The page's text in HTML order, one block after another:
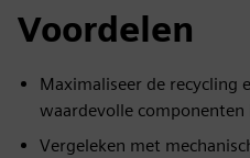
Voordelen
Maximaliseer de recycling
waardevolle
Vergeleken met